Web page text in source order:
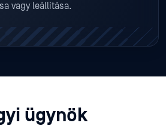
vagy leállítása.
ügynök